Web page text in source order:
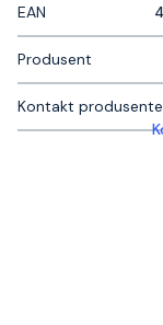
EAN
Produsent
Kontakt